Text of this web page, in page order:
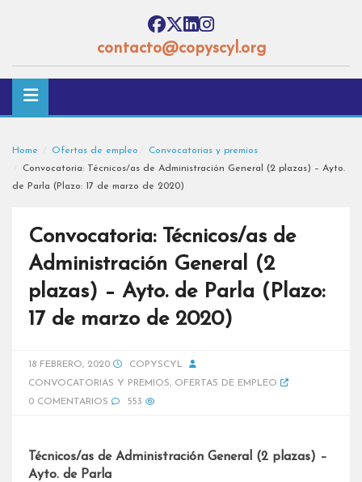
contacto@copyscyl.org
Home Ofertas de empleo
Convocatorias y premios
Convocatoria: Técnicos/as de Administración General (2 plazas) – Ayto.
de Parla (Plazo: 17 de marzo de 2020)
Convocatoria: Técnicos/as de
Administración General (2
plazas) – Ayto. de Parla (Plazo:
17 de marzo de 2020)
18 FEBRERO, 2020
COPYSCYL
CONVOCATORIAS Y PREMIOS, OFERTAS DE EMPLEO
0 COMENTARIOS
553
Técnicos/as de Administración General (2 plazas) –
Ayto. de Parla